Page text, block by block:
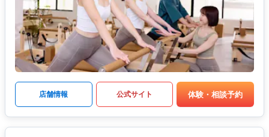
店舗情報 公式サイト 体験・相談予約